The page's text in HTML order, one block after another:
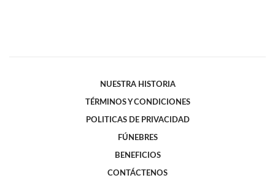
NUESTRA HISTORIA
TÉRMINOS Y CONDICIONES
POLITICAS DE PRIVACIDAD
FÚNEBRES
BENEFICIOS
CONTÁCTENOS